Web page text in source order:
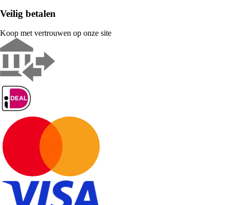
Veilig betalen
Koop met vertrouwen op onze site